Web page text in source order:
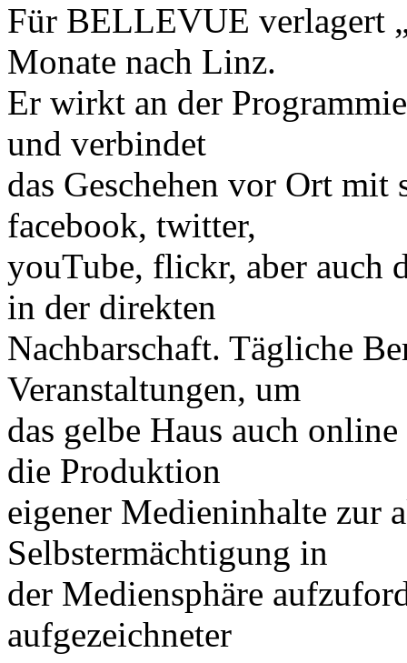
Für BELLEVUE verlagert
Monate nach Linz.
Er wirkt an der
und verbindet
das Geschehen vor Ort
facebook, twitter,
youTube, flickr, aber auch
in der direkten
Nachbarschaft. Tägliche
Veranstaltungen, um
das gelbe Haus auch
die Produktion
eigener Medieninhalte zur
Selbstermächtigung in
der Mediensphäre
aufgezeichneter